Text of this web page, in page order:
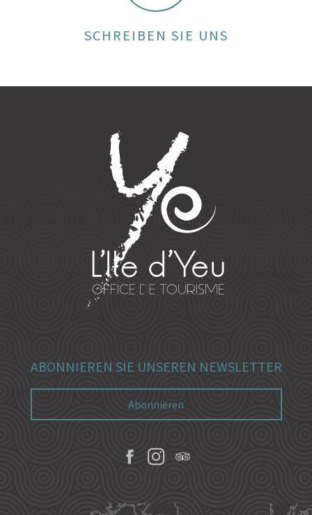
SCHREIBEN SIE UNS
ABONNIEREN SIE UNSEREN NEWSLETTER
Abonnieren